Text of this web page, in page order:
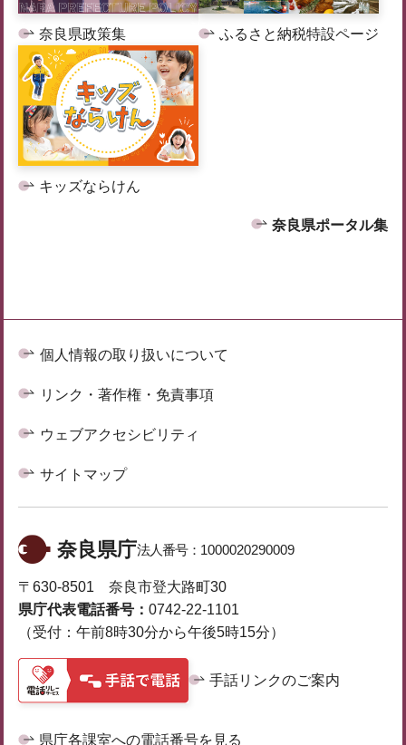
奈良県政策集 ふるさと納税特設ページ
キッズならけん
奈良県ポータル集
個人情報の取り扱いについて
リンク・著作権・免責事項
ウェブアクセシビリティ
サイトマップ
奈良県庁法人番号： 1000020290009
〒630-8501 奈良市登大路町30
県庁代表電話番号： 0742-22-1101
（受付：午前8時30分から午後5時15分）
手話リンクのご案内
県庁各課室への電話番号を見る